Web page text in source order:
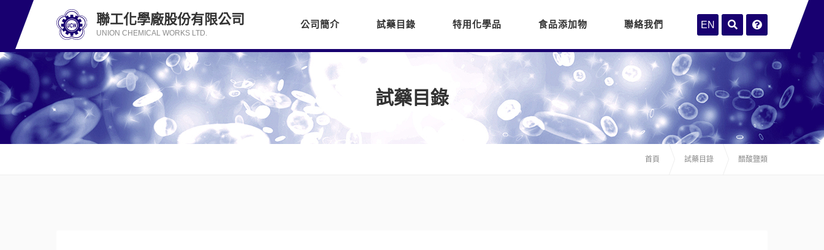
試藥目錄
首頁 試藥目錄 醋酸鹽類
聯工化學廠股份有限公司
UNION CHEMICAL WORKS LTD.
公司簡介 試藥目錄 特用化學品 食品添加物 聯絡我們 EN